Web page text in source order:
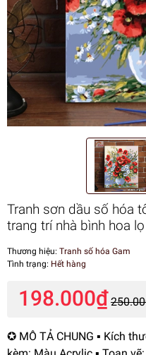
Tranh sơn dầu số hóa
trang trí nhà bình hoa
Thương hiệu: Tranh số hóa Gam
Tình trạng: Hết hàng
198.000₫
✪ MÔ TẢ CHUNG ▪️ Kích